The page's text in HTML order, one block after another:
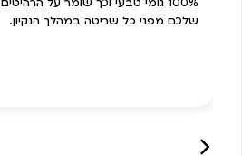
שלכם מפני כל שריטה במהלך הנקיון.